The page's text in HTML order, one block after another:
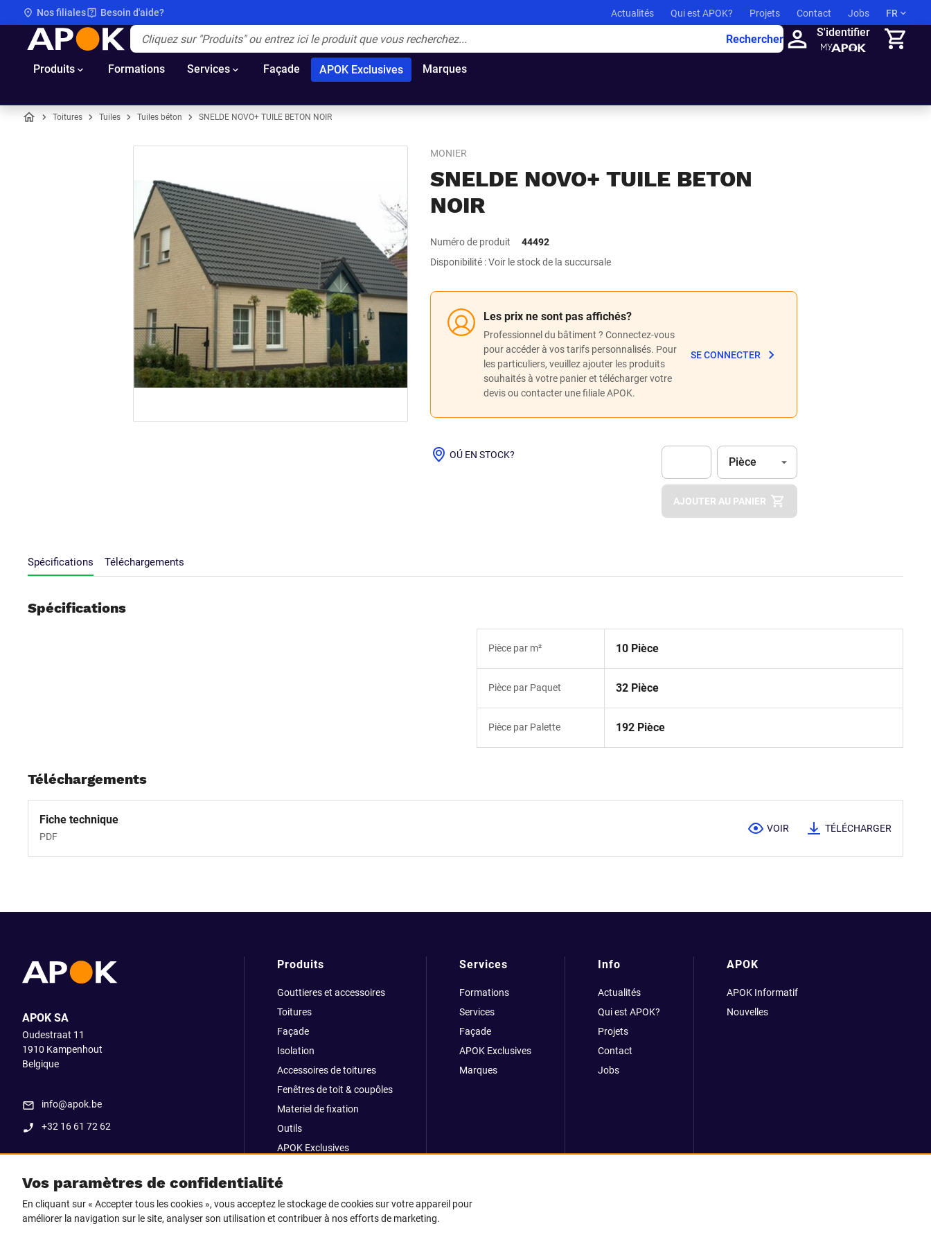
Nos filiales Besoin d'aide? Actualités Qui est APOK? Projets Contact Jobs FR
APOK Rechercher
S'identifier
Produits Formations Services Façade APOK Exclusives Marques
Toitures Tuiles Tuiles béton SNELDE NOVO+ TUILE BETON NOIR
MONIER
SNELDE NOVO+ TUILE BETON
NOIR
Numéro de produit
44492
Disponibilité : Voir le stock de la succursale
Les prix ne sont pas affichés?
Professionnel du bâtiment ? Connectez-vous
pour accéder à vos tarifs personnalisés. Pour
les particuliers, veuillez ajouter les produits
souhaités à votre panier et télécharger votre
devis ou contacter une filiale APOK.
SE CONNECTER
OÚ EN STOCK?
Apok.Product.Detail.AddToCart.Quantity
Unité
Pièce
AJOUTER AU PANIER
Spécifications Téléchargements
Spécifications
Pièce par m² 10 Pièce
Pièce par Paquet 32 Pièce
Pièce par Palette 192 Pièce
Téléchargements
Fiche technique
PDF
VOIR TÉLÉCHARGER
Vos paramètres de confidentialité
En cliquant sur « Accepter tous les cookies », vous acceptez le stockage de cookies sur votre appareil pour
améliorer la navigation sur le site, analyser son utilisation et contribuer à nos efforts de marketing.
APOK SA
Oudestraat 11
1910 Kampenhout
Belgique
info@apok.be
+32 16 61 72 62
Produits
Gouttieres et accessoires
Toitures
Façade
Isolation
Accessoires de toitures
Fenêtres de toit & coupôles
Materiel de fixation
Outils
APOK Exclusives
Go Strong
Services
Formations
Services
Façade
APOK Exclusives
Marques
Info
Actualités
Qui est APOK?
Projets
Contact
Jobs
APOK
APOK Informatif
Nouvelles
Suivez-nous sur